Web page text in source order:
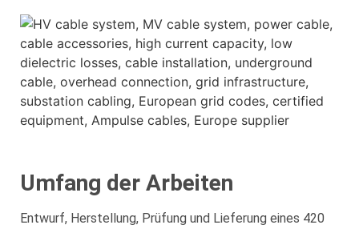
Umfang der Arbeiten
Entwurf, Herstellung, Prüfung und Lieferung eines 420